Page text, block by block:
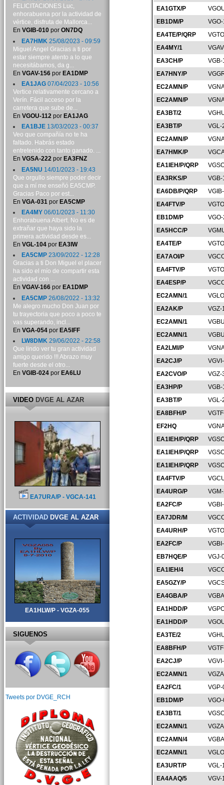
EA1GTX/P
EB1DM/P
EA4TE/P/QRP
EA4MY/1
EA3CH/P
EA7HNY/P
EC2AMN/P
EC2AMN/P
EA3BT/2
EA3BT/P
VGL-
EC2AMN/P
EA7HMK/P
EA1IEH/P/QRP
EA3RKS/P
EA6DB/P/QRP
EA4FTV/P
EB1DM/P
EA5HCC/P
EA4TE/P
EA7AOI/P
EA4FTV/P
EA4ESP/P
EC2AMN/1
EA2AK/P
VGZ-
EC2AMN/1
EC2AMN/1
EA2LMI/P
EA2CJ/P
EA2CVO/P
VGZ-
EA3HP/P
EA3BT/P
VGL-
EA8BFH/P
EF2HQ
EA1IEH/P/QRP
EA1IEH/P/QRP
EA1IEH/P/QRP
EA4FTV/P
EA4URG/P
EA2FC/P
EA7JDR/M
EA4URH/P
EA2FC/P
EB7HQE/P
VGJ-
EA1IEH/4
EA5GZY/P
EA4GBA/P
EA1HDD/P
EA1HDD/P
EA3TE/2
EA8BFH/P
EA2CJ/P
EC2AMN/1
EA2FC/1
EB1DM/P
EA3BT/1
EC2AMN/1
EC2AMN/4
EC2AMN/1
EA3URT/P
VGL-
EA4AAQ/5
VGV-
FELICITACIONES Luc,
enhorabuena por la actividad de
vértice, disfruta de Mallorca...
En VGIB-010por ON7DQ
EA7HMK 25/08/2023 - 09:59
Miguel Angel Gracias a ti por
estar siempre atento a lo que
necesitábamos, da g...
En VGAV-156por EA1DMP
EA1JAG07/04/2023 - 10:56
Vertice relativamente cercano a
Verín. Fácil acceso por la
carretera que sube de...
En VGOU-112por EA1JAG
EA1BJE13/03/2023 - 00:37
Veo que compañía no te ha
faltado. Habrás estado
entretenido con tanto ganado. ...
En VGSA-222por EA3FNZ
EA5NU 14/01/2023 - 19:43
Que orgullo siempre poder decir
que a mí me enseñó EA5CMP.
Gracias Paco por est...
En VGA-031 por EA5CMP
EA4MY06/01/2023 - 11:30
Enhorabuena Albert. No es de
extrañar que haya sido la
primera actividad desde es...
En VGL-104por EA3IW
EA5CMP23/09/2022 - 12:28
Gracias a ti Don Miguel el placer
ha sido el mío de compartir esta
actividad con ...
En VGAV-166por EA1DMP
EA5CMP26/08/2022 - 13:32
Me alegro mucho Don Juan por
tu trayectoria que poco a poco te
vas superando, incl...
En VGA-054por EA5IFF
LW8DMK29/06/2022 - 22:58
Que lindo ver tu gran actividad
amigo querido !!! Abrazo muy
fuerte desde el otro...
En VGIB-024por EA6LU
VIDEODVGE AL AZAR
EA7URA/P - VGCA-141
ACTIVIDADDVGE AL AZAR
EA1HLW/P - VGZA-055
SIGUENOS
Tweets por DVGE_RCH